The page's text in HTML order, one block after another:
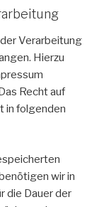
Verarbeitung
Hierzu
Recht auf
in folgenden
wir in
die Dauer der